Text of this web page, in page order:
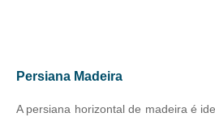
Persiana Madeira
A persiana horizontal de madeira é